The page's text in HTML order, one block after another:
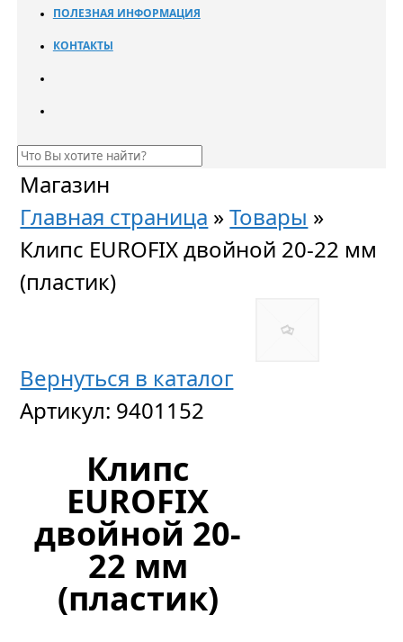
ПОЛЕЗНАЯ ИНФОРМАЦИЯ
КОНТАКТЫ
Магазин
Главная страница »Товары »
Клипс EUROFIX двойной 20-22 мм
(пластик)
Вернуться в каталог
Артикул: 9401152
Клипс
EUROFIX
двойной 20-
22 мм
(пластик)